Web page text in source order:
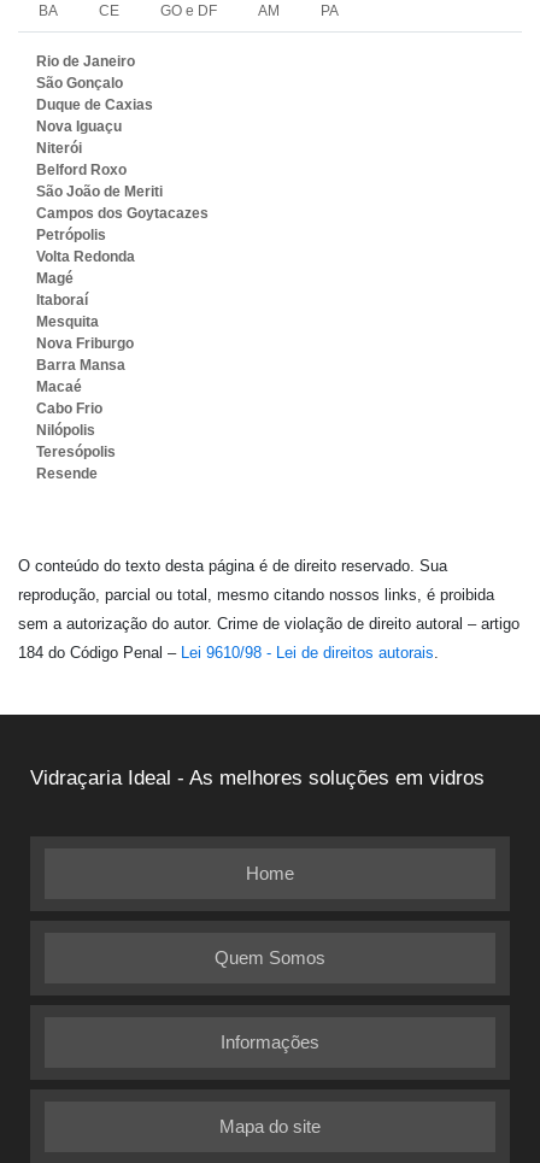
BA CE GO e DF AM PA
Rio de Janeiro
São Gonçalo
Duque de Caxias
Nova Iguaçu
Niterói
Belford Roxo
São João de Meriti
Campos dos Goytacazes
Petrópolis
Volta Redonda
Magé
Itaboraí
Mesquita
Nova Friburgo
Barra Mansa
Macaé
Cabo Frio
Nilópolis
Teresópolis
Resende
O conteúdo do texto desta página é de direito reservado. Sua
reprodução, parcial ou total, mesmo citando nossos links, é proibida
sem a autorização do autor. Crime de violação de direito autoral – artigo
184 do Código Penal – Lei 9610/98 - Lei de direitos autorais.
Vidraçaria Ideal - As melhores soluções em vidros
Home
Quem Somos
Informações
Mapa do site